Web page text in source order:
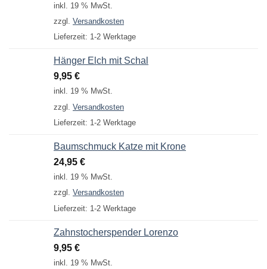
inkl. 19 % MwSt.
zzgl. Versandkosten
Lieferzeit: 1-2 Werktage
Hänger Elch mit Schal
9,95 €
inkl. 19 % MwSt.
zzgl. Versandkosten
Lieferzeit: 1-2 Werktage
Baumschmuck Katze mit Krone
24,95 €
inkl. 19 % MwSt.
zzgl. Versandkosten
Lieferzeit: 1-2 Werktage
Zahnstocherspender Lorenzo
9,95 €
inkl. 19 % MwSt.